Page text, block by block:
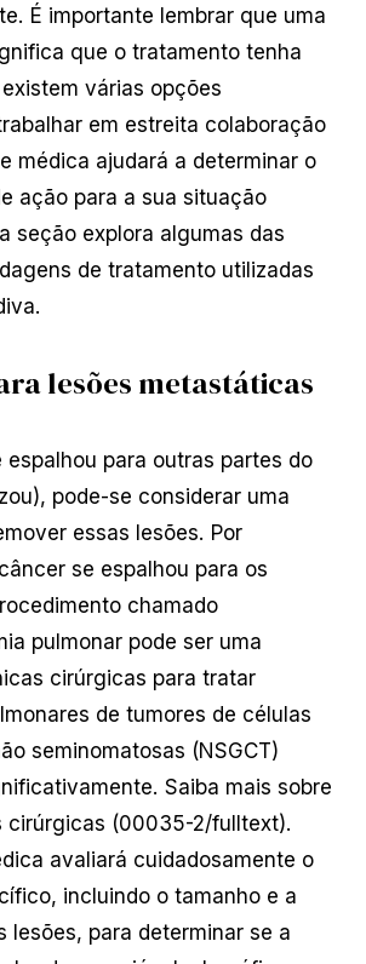
É importante lembrar que uma
que o tratamento tenha
várias opções
em estreita colaboração
médica ajudará a determinar o
ação para a sua situação
seção explora algumas das
de tratamento utilizadas
lesões metastáticas
espalhou para outras partes do
pode-se considerar uma
essas lesões. Por
se espalhou para os
chamado
pulmonar pode ser uma
cirúrgicas para tratar
de tumores de células
seminomatosas (NSGCT)
Saiba mais sobre
cirúrgicas (00035-2/fulltext).
avaliará cuidadosamente o
incluindo o tamanho e a
lesões, para determinar se a